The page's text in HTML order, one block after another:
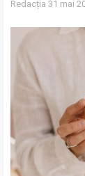
Redacția 31 mai